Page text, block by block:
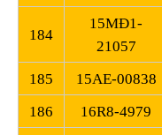
184
15MĐ1-
21057
185 15AE-00838
186
16R8-4979